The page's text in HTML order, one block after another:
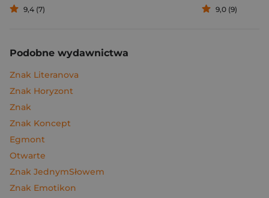
9,4 (7) 9,0 (9)
Podobne wydawnictwa
Znak Literanova
Znak Horyzont
Znak
Znak Koncept
Egmont
Otwarte
Znak JednymSłowem
Znak Emotikon